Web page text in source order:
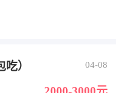
） 04-08